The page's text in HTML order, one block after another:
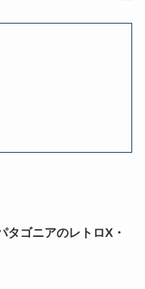
タゴニアのレトロX・